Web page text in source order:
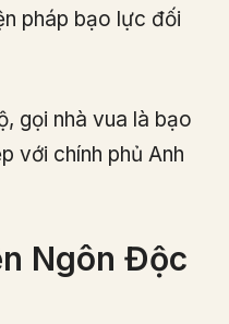
pháp bạo lực đối
gọi nhà vua là bạo
với chính phủ Anh
Ngôn Độc